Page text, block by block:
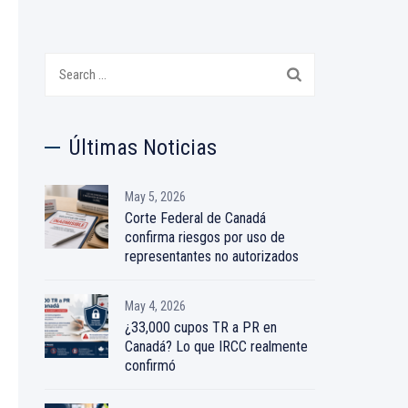
Últimas Noticias
May 5, 2026
Corte Federal de Canadá
confirma riesgos por uso de
representantes no autorizados
May 4, 2026
¿33,000 cupos TR a PR en
Canadá? Lo que IRCC realmente
confirmó